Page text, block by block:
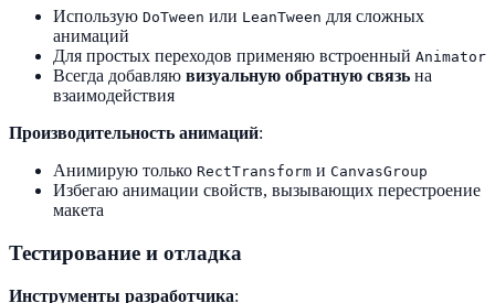
Использую DoTween или LeanTween для сложных
анимаций
Для простых переходов применяю встроенный Animator
Всегда добавляю визуальную обратную связь на
взаимодействия
Производительность анимаций:
Анимирую только RectTransform и CanvasGroup
Избегаю анимации свойств, вызывающих перестроение
макета
Тестирование и отладка
Инструменты разработчика: